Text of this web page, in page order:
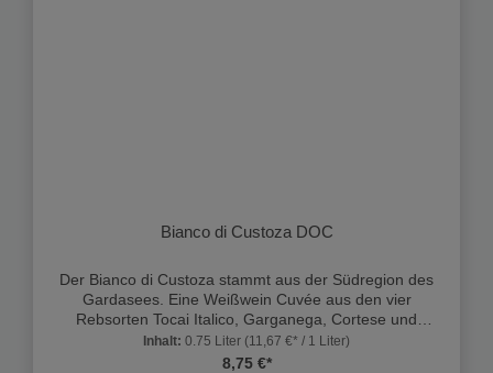
Bianco di Custoza DOC
Der Bianco di Custoza stammt aus der Südregion des
Gardasees. Eine Weißwein Cuvée aus den vier
Rebsorten Tocai Italico, Garganega, Cortese und
Trebbiano. Sie zeichnet sich durch ein duftiges und fein
abgerundetes, dennoch intensives Bukett aus. Dieser
Inhalt: 0.75 Liter (11,67 €* / 1 Liter)
8,75 €*